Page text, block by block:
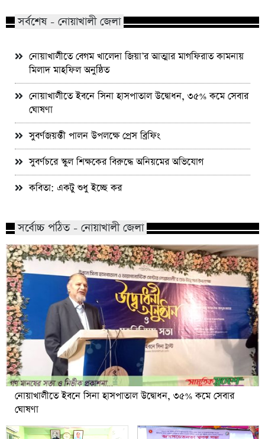
সর্বশেষ - নোয়াখালী জেলা
নোয়াখালীতে বেগম খালেদা জিয়া’র আত্মার মাগফিরাত কামনায়
মিলাদ মাহফিল অনুষ্ঠিত
নোয়াখালীতে ইবনে সিনা হাসপাতাল উদ্বোধন, ৩৫% কমে সেবার
ঘোষণা
সুবর্ণজয়ন্তী পালন উপলক্ষে প্রেস ব্রিফিং
সুবর্ণচরে স্কুল শিক্ষকের বিরুদ্ধে অনিয়মের অভিযোগ
কবিতা: একটু শুধু ইচ্ছে কর
সর্বোচ্চ পঠিত - নোয়াখালী জেলা
নোয়াখালীতে ইবনে সিনা হাসপাতাল উদ্বোধন, ৩৫% কমে সেবার
ঘোষণা